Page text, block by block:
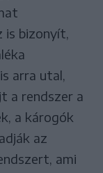
is bizonyít,
arra utal,
a rendszer a
a károgók
az
ami